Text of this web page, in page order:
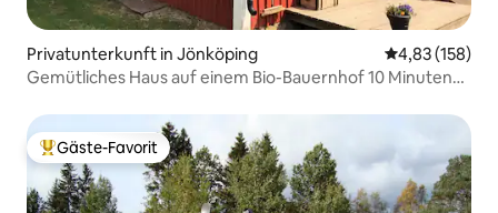
Privatunterkunft in Jönköping
4,83 (158)
Gemütliches Haus auf einem Bio-Bauernhof 10 Minuten
Beliebter Gäste-Favorit.
Gäste-Favorit